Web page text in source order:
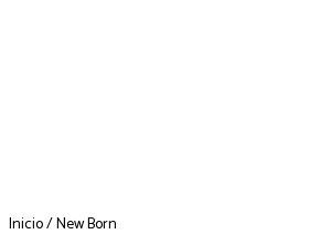
Inicio/ New Born